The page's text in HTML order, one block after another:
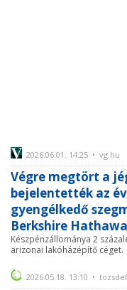
2026.06.01. 14:25 • vg.hu
Végre megtört a
bejelentették az
gyengélkedő
Berkshire
Készpénzállománya 2
arizonai lakóházépítő céget.
2026.05.18. 13:10 •